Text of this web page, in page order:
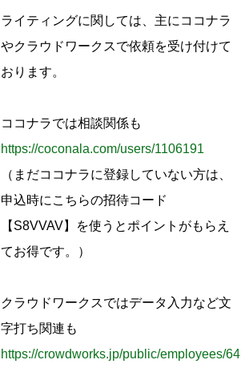
:ライティングに関しては、主にココナラ
やクラウドワークスで依頼を受け付けて
おります。
ココナラでは相談関係も
https://coconala.com/users/1106191
（まだココナラに登録していない方は、
申込時にこちらの招待コード
【S8VVAV】を使うとポイントがもらえ
てお得です。）
クラウドワークスではデータ入力など文
字打ち関連も
https://crowdworks.jp/public/employees/64